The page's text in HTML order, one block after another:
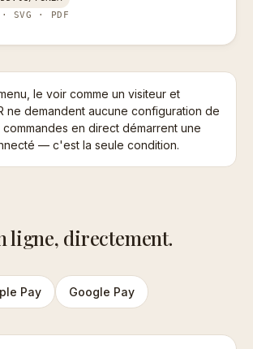
· SVG · PDF
le voir comme un visiteur et
ne demandent aucune configuration de
commandes en direct démarrent une
— c'est la seule condition.
ligne, directement.
Pay Google Pay